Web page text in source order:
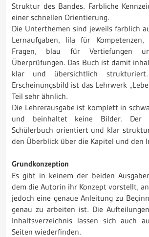
Struktur des Bandes. Farbliche
einer schnellen Orientierung.
Die Unterthemen sind jeweils farblich
Lernaufgaben, lila für
Fragen, blau für Vertiefungen
Überprüfungen. Das Buch ist damit
klar und übersichtlich
Erscheinungsbild ist das Lehrwerk
Teil sehr ähnlich.
Die Lehrerausgabe ist komplett in
und beinhaltet keine Bilder. Der
Schülerbuch orientiert und klar
den Überblick über die Kapitel und den
Grundkonzeption
Es gibt in keinem der beiden
dem die Autorin ihr Konzept vorstellt,
jedoch eine genaue Anleitung zu
genau zu arbeiten ist. Die
Inhaltsverzeichnis lassen sich auch
Seiten wiederfinden.